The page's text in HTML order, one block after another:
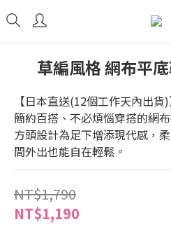
草編風格 網布平
【日本直送(12個工作天內出貨)
簡約百搭、不必煩惱穿搭的網
方頭設計為足下增添現代感，
間外出也能自在輕鬆。
NT$1,790
NT$1,190